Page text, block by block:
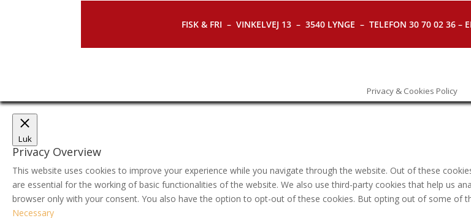
FISK & FRI – VINKELVEJ 13 – 3540 LYNGE – TELEFON 30 70 02 36 –
Privacy & Cookies Policy
Luk
Privacy Overview
This website uses cookies to improve your experience while you navigate through the website. Out of these
are essential for the working of basic functionalities of the website. We also use third-party cookies that help us
browser only with your consent. You also have the option to opt-out of these cookies. But opting out of some of
Necessary